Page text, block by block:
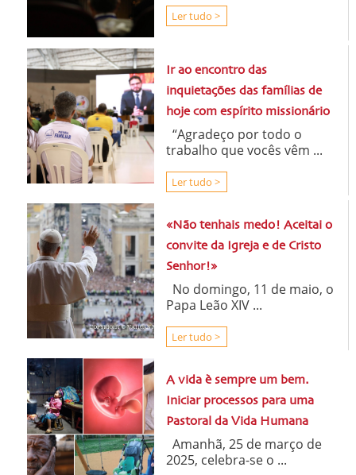
Ler tudo >
Ir ao encontro das
inquietações das famílias de
hoje com espírito missionário
“Agradeço por todo o
trabalho que vocês vêm ...
Ler tudo >
«Não tenhais medo! Aceitai o
convite da Igreja e de Cristo
Senhor!»
No domingo, 11 de maio, o
Papa Leão XIV ...
Ler tudo >
A vida è sempre um bem.
Iniciar processos para uma
Pastoral da Vida Humana
Amanhã, 25 de março de
2025, celebra-se o ...